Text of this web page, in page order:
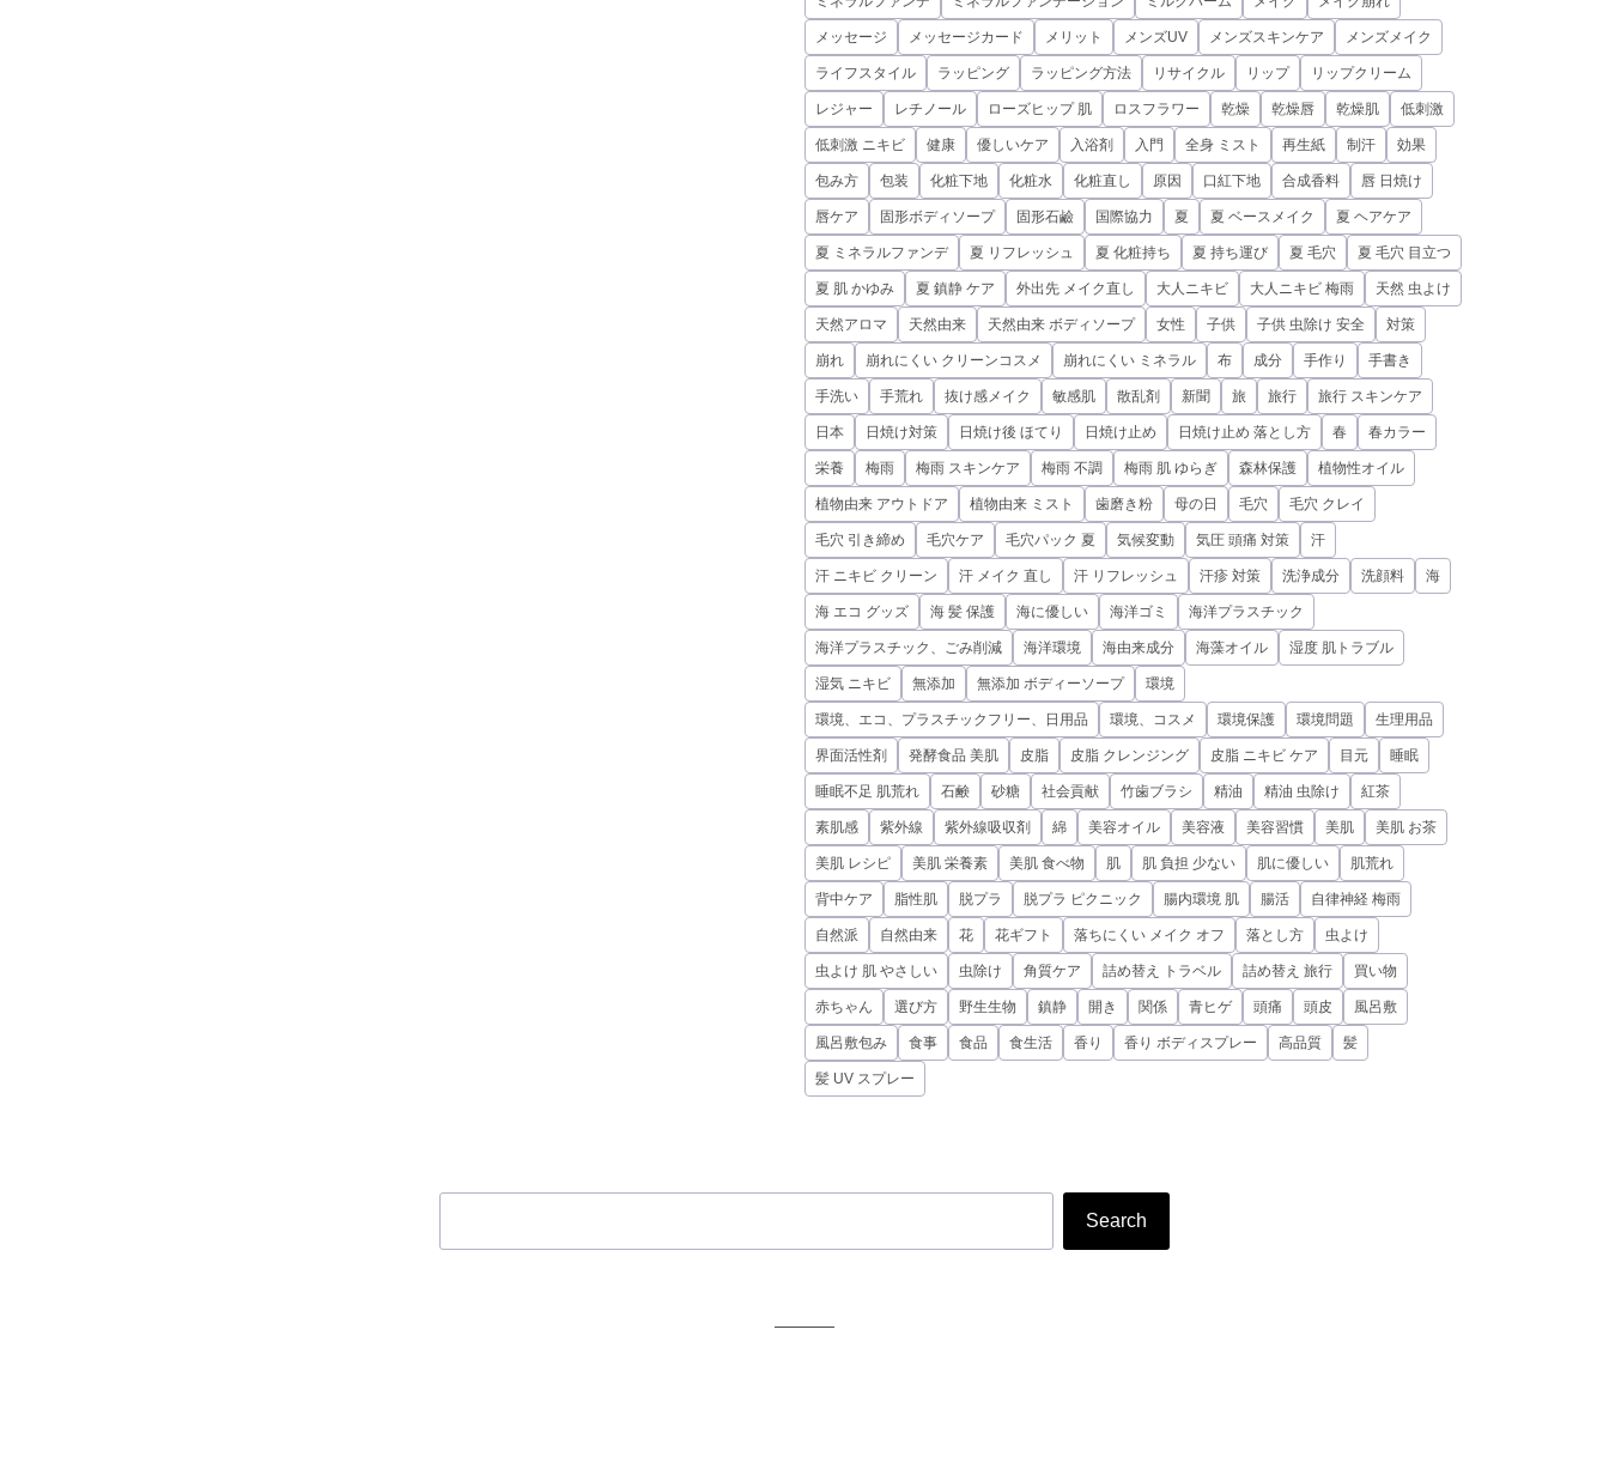
メッセージ メッセージカード メリット メンズUV メンズスキンケア メンズメイク
ライフスタイル ラッピング ラッピング方法 リサイクル リップ リップクリーム
レジャー レチノール ローズヒップ 肌 ロスフラワー 乾燥 乾燥唇 乾燥肌 低刺激
低刺激 ニキビ 健康 優しいケア 入浴剤 入門 全身 ミスト 再生紙 制汗 効果
包み方 包装 化粧下地 化粧水 化粧直し 原因 口紅下地 合成香料 唇 日焼け
唇ケア 固形ボディソープ 固形石鹼 国際協力 夏 夏 ベースメイク 夏 ヘアケア
夏 ミネラルファンデ 夏 リフレッシュ 夏 化粧持ち 夏 持ち運び 夏 毛穴 夏 毛穴 目立つ
夏 肌 かゆみ 夏 鎮静 ケア 外出先 メイク直し 大人ニキビ 大人ニキビ 梅雨 天然 虫よけ
天然アロマ 天然由来 天然由来 ボディソープ 女性 子供 子供 虫除け 安全 対策
崩れ 崩れにくい クリーンコスメ 崩れにくい ミネラル 布 成分 手作り 手書き
手洗い 手荒れ 抜け感メイク 敏感肌 散乱剤 新聞 旅 旅行 旅行 スキンケア
日本 日焼け対策 日焼け後 ほてり 日焼け止め 日焼け止め 落とし方 春 春カラー
栄養 梅雨 梅雨 スキンケア 梅雨 不調 梅雨 肌 ゆらぎ 森林保護 植物性オイル
植物由来 アウトドア 植物由来 ミスト 歯磨き粉 母の日 毛穴 毛穴 クレイ
毛穴 引き締め 毛穴ケア 毛穴パック 夏 気候変動 気圧 頭痛 対策 汗
汗 ニキビ クリーン 汗 メイク 直し 汗 リフレッシュ 汗疹 対策 洗浄成分 洗顔料 海
海 エコ グッズ 海 髪 保護 海に優しい 海洋ゴミ 海洋プラスチック
海洋プラスチック、ごみ削減 海洋環境 海由来成分 海藻オイル 湿度 肌トラブル
湿気 ニキビ 無添加 無添加 ボディーソープ 環境
環境、エコ、プラスチックフリー、日用品 環境、コスメ 環境保護 環境問題 生理用品
界面活性剤 発酵食品 美肌 皮脂 皮脂 クレンジング 皮脂 ニキビ ケア 目元 睡眠
睡眠不足 肌荒れ 石鹸 砂糖 社会貢献 竹歯ブラシ 精油 精油 虫除け 紅茶
素肌感 紫外線 紫外線吸収剤 綿 美容オイル 美容液 美容習慣 美肌 美肌 お茶
美肌 レシピ 美肌 栄養素 美肌 食べ物 肌 肌 負担 少ない 肌に優しい 肌荒れ
背中ケア 脂性肌 脱プラ 脱プラ ピクニック 腸内環境 肌 腸活 自律神経 梅雨
自然派 自然由来 花 花ギフト 落ちにくい メイク オフ 落とし方 虫よけ
虫よけ 肌 やさしい 虫除け 角質ケア 詰め替え トラベル 詰め替え 旅行 買い物
赤ちゃん 選び方 野生生物 鎮静 開き 関係 青ヒゲ 頭痛 頭皮 風呂敷
風呂敷包み 食事 食品 食生活 香り 香り ボディスプレー 高品質 髪
髪 UV スプレー